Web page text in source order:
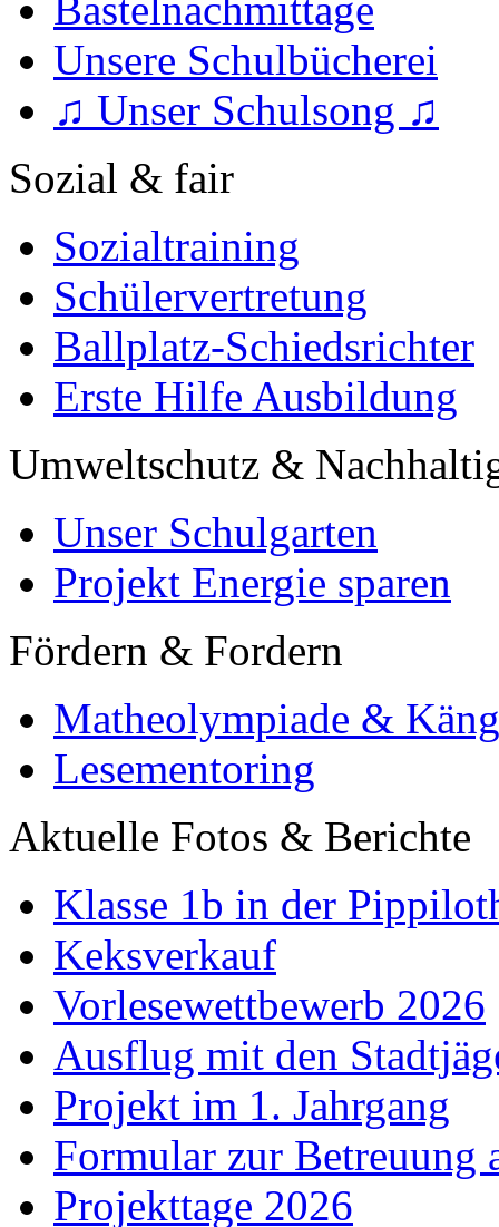
Unsere Schulbücherei
♫ Unser Schulsong ♫
Sozial & fair
Sozialtraining
Schülervertretung
Ballplatz-Schiedsrichter
Erste Hilfe Ausbildung
Umweltschutz &
Unser Schulgarten
Projekt Energie sparen
Fördern & Fordern
Matheolympiade &
Lesementoring
Aktuelle Fotos & Berichte
Klasse 1b in der
Keksverkauf
Vorlesewettbewerb 2026
Ausflug mit den
Projekt im 1. Jahrgang
Formular zur Betreuung
Projekttage 2026